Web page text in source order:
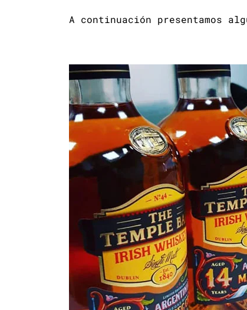
A continuación presentamos